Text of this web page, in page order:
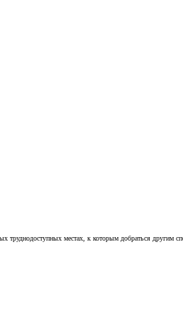
труднодоступных местах, к которым добраться другим